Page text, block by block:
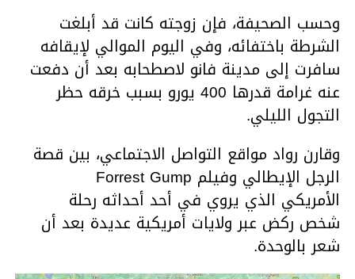
وحسب الصحيفة، فإن زوجته كانت قد أبلغت
الشرطة باختفائه، وفي اليوم الموالي لإيقافه
سافرت إلى مدينة فانو لاصطحابه بعد أن دفعت
عنه غرامة قدرها 400 يورو بسبب خرقه حظر
التجول الليلي.
وقارن رواد مواقع التواصل الاجتماعي، بين قصة
الرجل الإيطالي وفيلم Forrest Gump
الأمريكي الذي يروي في أحد أحداثه رحلة
شخص ركض عبر ولايات أمريكية عديدة بعد أن
شعر بالوحدة.